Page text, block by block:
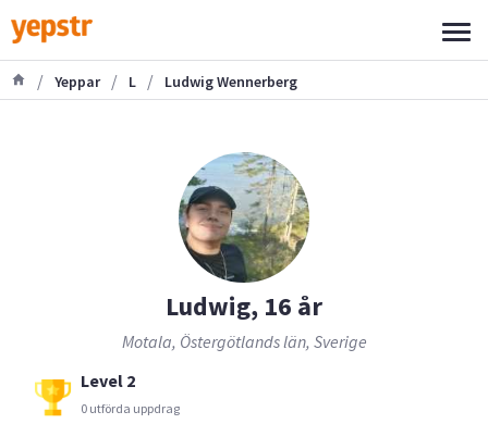
/ Yeppar / L / Ludwig Wennerberg
Ludwig, 16 år
Motala, Östergötlands län, Sverige
Level 2
0 utförda uppdrag